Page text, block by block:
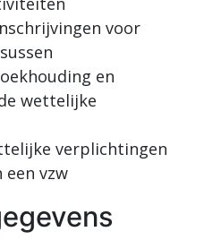
voor
en
wettelijke
verplichtingen
een vzw